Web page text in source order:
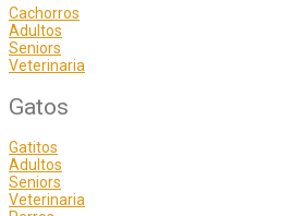
Cachorros
Adultos
Seniors
Veterinaria
Gatos
Gatitos
Adultos
Seniors
Veterinaria